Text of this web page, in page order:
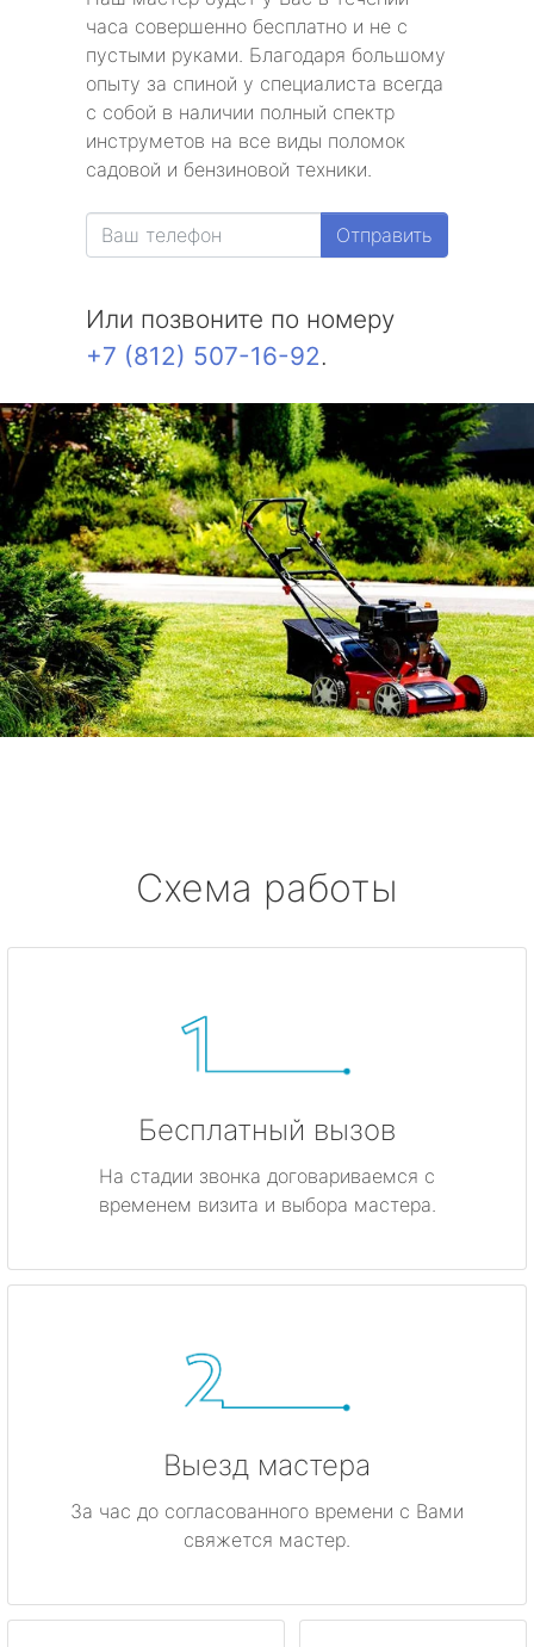
часа совершенно бесплатно и не с
пустыми руками. Благодаря большому
опыту за спиной у специалиста всегда
с собой в наличии полный спектр
инструметов на все виды поломок
садовой и бензиновой техники.
Отправить
Или позвоните по номеру
+7 (812) 507-16-92.
Схема работы
Бесплатный вызов
На стадии звонка договариваемся с
временем визита и выбора мастера.
Выезд мастера
За час до согласованного времени с Вами
свяжется мастер.